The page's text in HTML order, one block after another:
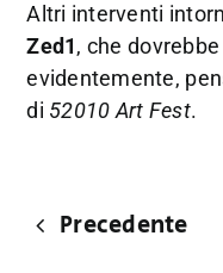
Altri interventi
Zed1, che
evidentemente,
di 52010 Art Fest.
Precedente